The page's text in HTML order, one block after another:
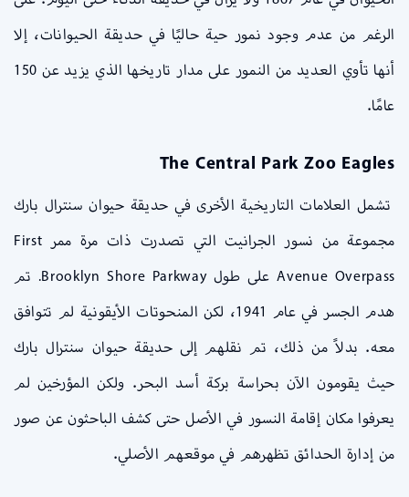
الرغم من عدم وجود نمور حية حاليًا في حديقة الحيوانات، إلا
أنها تأوي العديد من النمور على مدار تاريخها الذي يزيد عن 150
عامًا.
The Central Park Zoo Eagles
تشمل العلامات التاريخية الأخرى في حديقة حيوان سنترال بارك
مجموعة من نسور الجرانيت التي تصدرت ذات مرة ممر First
Avenue Overpass على طول Brooklyn Shore Parkway. تم
هدم الجسر في عام 1941، لكن المنحوتات الأيقونية لم تتوافق
معه. بدلاً من ذلك، تم نقلهم إلى حديقة حيوان سنترال بارك
حيث يقومون الآن بحراسة بركة أسد البحر. ولكن المؤرخين لم
يعرفوا مكان إقامة النسور في الأصل حتى كشف الباحثون عن صور
من إدارة الحدائق تظهرهم في موقعهم الأصلي.